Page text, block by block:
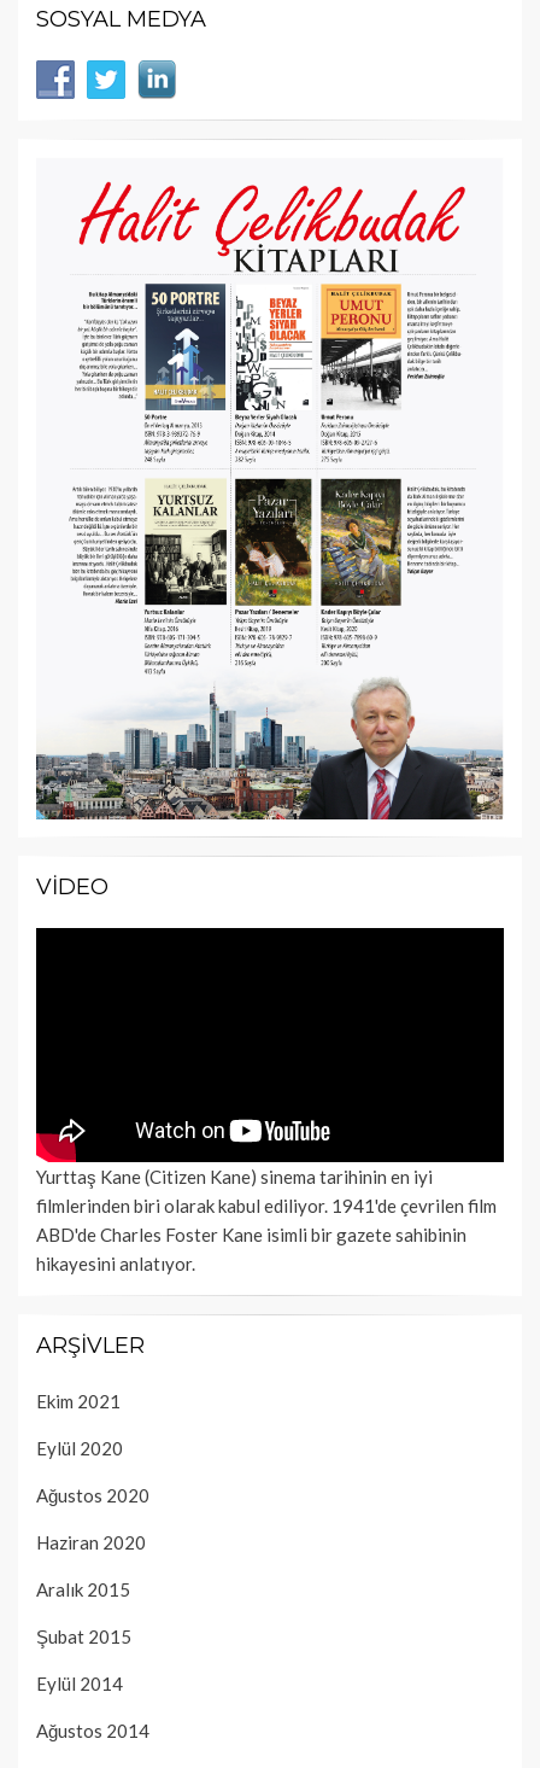
SOSYAL MEDYA
VIDEO
Yurttaş Kane (Citizen Kane) sinema tarihinin en iyi
filmlerinden biri olarak kabul ediliyor. 1941'de çevrilen film
ABD'de Charles Foster Kane isimli bir gazete sahibinin
hikayesini anlatıyor.
ARŞIVLER
Ekim 2021
Eylül 2020
Ağustos 2020
Haziran 2020
Aralık 2015
Şubat 2015
Eylül 2014
Ağustos 2014